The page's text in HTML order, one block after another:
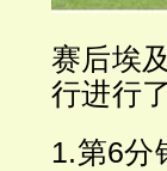
赛后埃
行进行
1.第6分